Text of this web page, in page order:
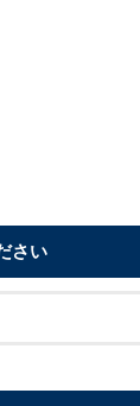
さい